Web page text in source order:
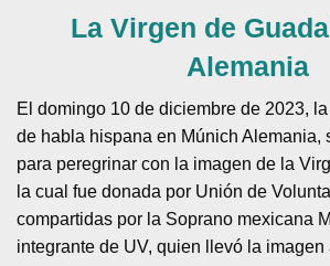
La Virgen de
Alemania
El domingo 10 de diciembre de 2023,
de habla hispana en Múnich Alemania,
para peregrinar con la imagen de la
la cual fue donada por Unión de
compartidas por la Soprano mexicana
integrante de UV, quien llevó la imagen